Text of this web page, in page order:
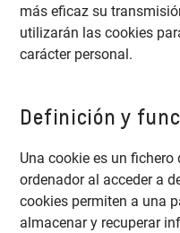
más eficaz su
utilizarán las cookies
carácter personal.
Definición y
Una cookie es un fichero
ordenador al acceder a
cookies permiten a una
almacenar y recuperar